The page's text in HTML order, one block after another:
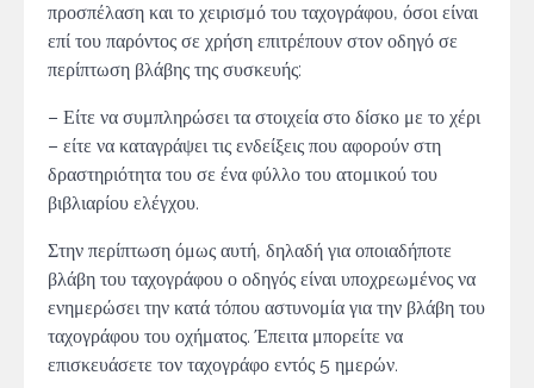
προσπέλαση και το χειρισμό του ταχογράφου, όσοι είναι
επί του παρόντος σε χρήση επιτρέπουν στον οδηγό σε
περίπτωση βλάβης της συσκευής:
– Είτε να συμπληρώσει τα στοιχεία στο δίσκο με το χέρι
– είτε να καταγράψει τις ενδείξεις που αφορούν στη
δραστηριότητα του σε ένα φύλλο του ατομικού του
βιβλιαρίου ελέγχου.
Στην περίπτωση όμως αυτή, δηλαδή για οποιαδήποτε
βλάβη του ταχογράφου ο οδηγός είναι υποχρεωμένος να
ενημερώσει την κατά τόπου αστυνομία για την βλάβη του
ταχογράφου του οχήματος. Έπειτα μπορείτε να
επισκευάσετε τον ταχογράφο εντός 5 ημερών.